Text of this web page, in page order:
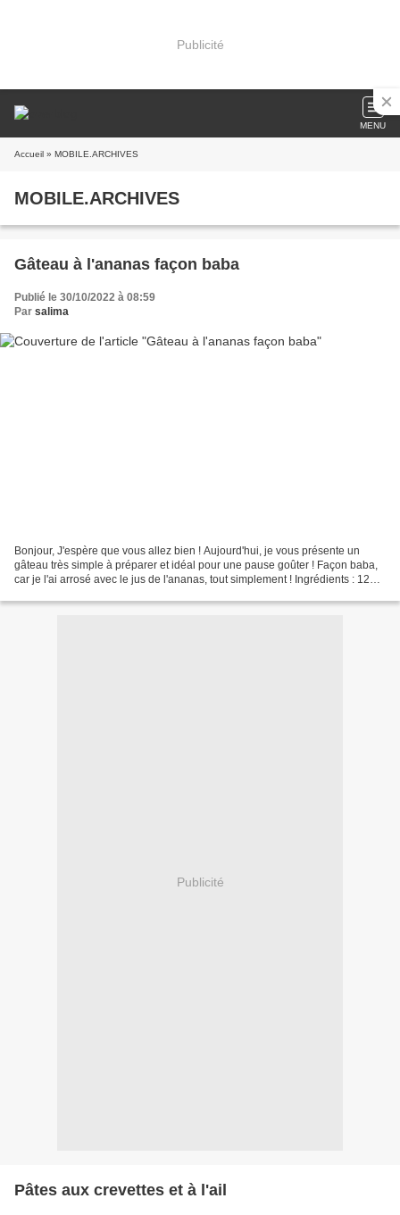
Publicité
MENU
Accueil » MOBILE.ARCHIVES
MOBILE.ARCHIVES
Gâteau à l'ananas façon baba
Publié le 30/10/2022 à 08:59
Par salima
Bonjour, J'espère que vous allez bien ! Aujourd'hui, je vous présente un
gâteau très simple à préparer et idéal pour une pause goûter ! Façon baba,
car je l'ai arrosé avec le jus de l'ananas, tout simplement ! Ingrédients : 125 g
Publicité
Pâtes aux crevettes et à l'ail